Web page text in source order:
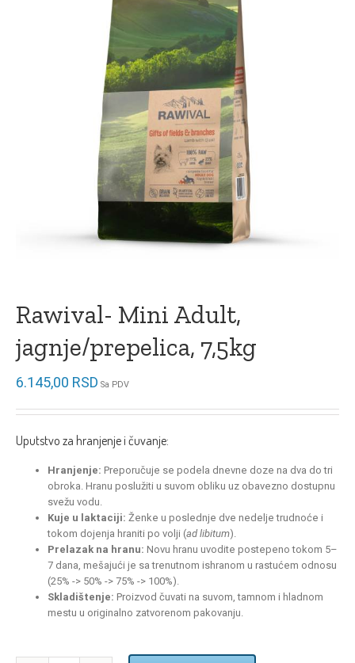
Rawival- Mini Adult,
jagnje/prepelica, 7,5kg
6.145,00 RSD Sa PDV
Uputstvo za hranjenje i čuvanje:
Hranjenje: Preporučuje se podela dnevne doze na dva do tri
obroka. Hranu poslužiti u suvom obliku uz obavezno dostupnu
svežu vodu.
Kuje u laktaciji: Ženke u poslednje dve nedelje trudnoće i
tokom dojenja hraniti po volji (ad libitum).
Prelazak na hranu: Novu hranu uvodite postepeno tokom 5–
7 dana, mešajući je sa trenutnom ishranom u rastućem odnosu
(25% -> 50% -> 75% -> 100%).
Skladištenje: Proizvod čuvati na suvom, tamnom i hladnom
mestu u originalno zatvorenom pakovanju.